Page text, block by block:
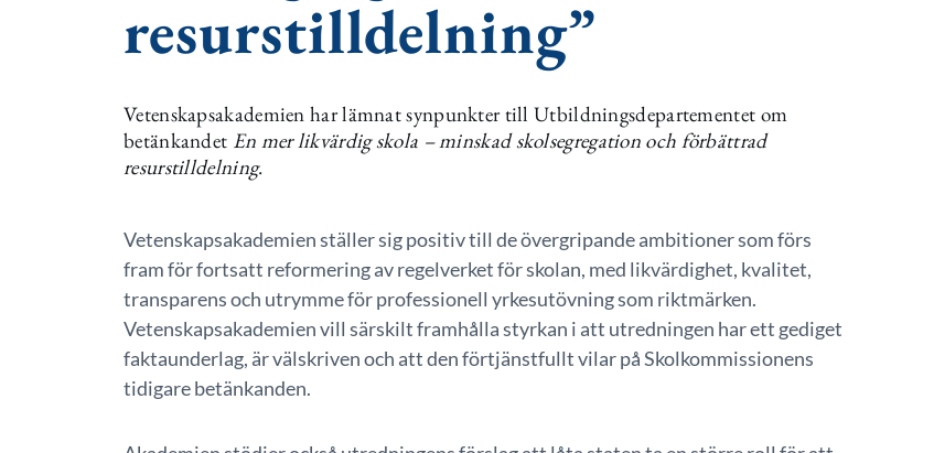
resurstilldelning”
Vetenskapsakademien har lämnat synpunkter till Utbildningsdepartementet om
betänkandet En mer likvärdig skola – minskad skolsegregation och förbättrad
resurstilldelning.
Vetenskapsakademien ställer sig positiv till de övergripande ambitioner som förs
fram för fortsatt reformering av regelverket för skolan, med likvärdighet, kvalitet,
transparens och utrymme för professionell yrkesutövning som riktmärken.
Vetenskapsakademien vill särskilt framhålla styrkan i att utredningen har ett gediget
faktaunderlag, är välskriven och att den förtjänstfullt vilar på Skolkommissionens
tidigare betänkanden.